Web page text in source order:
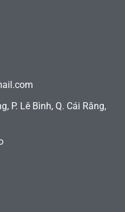
P. Lê Bình, Q. Cái Răng,